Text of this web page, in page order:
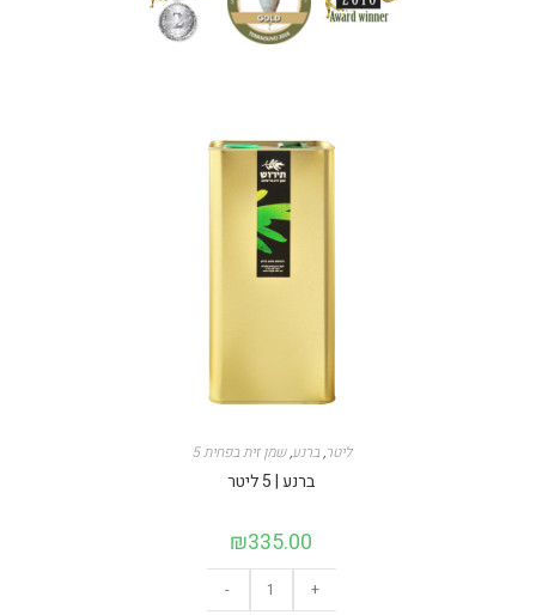
5 ליטר,ברנע,שמן זית בפחית
ברנע | 5 ליטר
₪335.00
- +